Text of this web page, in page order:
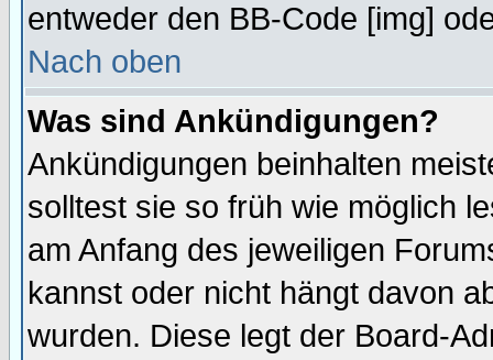
entweder den BB-Code [img]
Nach oben
Was sind Ankündigungen?
Ankündigungen beinhalten
solltest sie so früh wie möglich
am Anfang des jeweiligen
kannst oder nicht hängt davon
wurden. Diese legt der Board-